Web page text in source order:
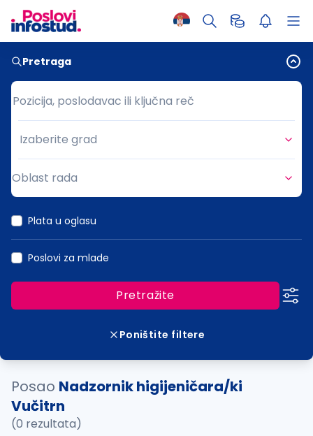
Pretraga
Pozicija, poslodavac ili ključna reč
Pozicija, poslodavac ili ključna reč
Grad
Izaberite grad
Oblast rada
Plata u oglasu
Poslovi za mlade
Pretražite
Poništite filtere
Posao Nadzornik higijeničara/ki
Vučitrn
(0 rezultata)